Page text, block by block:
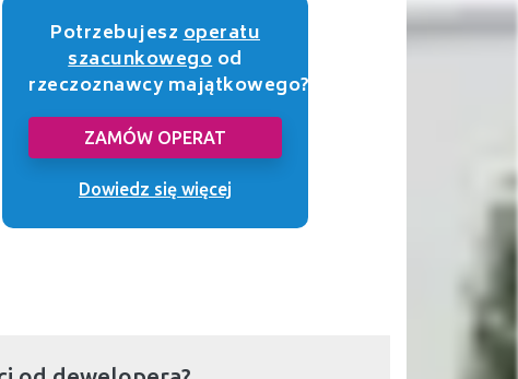
Potrzebujeszoperatu
szacunkowegood
rzeczoznawcy majątkowego?
ZAMÓW OPERAT
Dowiedz się więcej